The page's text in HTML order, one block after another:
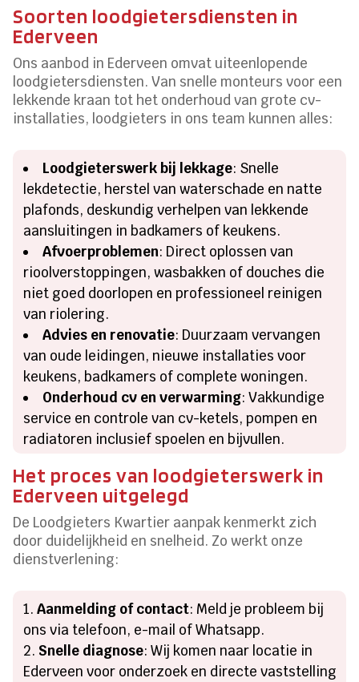
Soorten loodgietersdiensten in
Ederveen
Ons aanbod in Ederveen omvat uiteenlopende
loodgietersdiensten. Van snelle monteurs voor een
lekkende kraan tot het onderhoud van grote cv-
installaties, loodgieters in ons team kunnen alles:
Loodgieterswerk bij lekkage: Snelle
lekdetectie, herstel van waterschade en natte
plafonds, deskundig verhelpen van lekkende
aansluitingen in badkamers of keukens.
Afvoerproblemen: Direct oplossen van
rioolverstoppingen, wasbakken of douches die
niet goed doorlopen en professioneel reinigen
van riolering.
Advies en renovatie: Duurzaam vervangen
van oude leidingen, nieuwe installaties voor
keukens, badkamers of complete woningen.
Onderhoud cv en verwarming: Vakkundige
service en controle van cv-ketels, pompen en
radiatoren inclusief spoelen en bijvullen.
Het proces van loodgieterswerk in
Ederveen uitgelegd
De Loodgieters Kwartier aanpak kenmerkt zich
door duidelijkheid en snelheid. Zo werkt onze
dienstverlening:
Aanmelding of contact: Meld je probleem bij
ons via telefoon, e-mail of Whatsapp.
Snelle diagnose: Wij komen naar locatie in
Ederveen voor onderzoek en directe vaststelling